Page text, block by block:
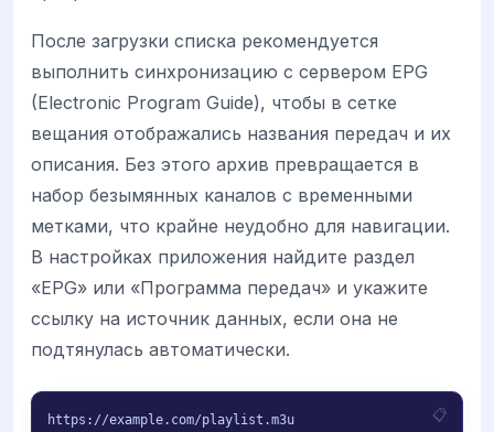
После загрузки списка рекомендуется
выполнить синхронизацию с сервером EPG
(Electronic Program Guide), чтобы в сетке
вещания отображались названия передач и их
описания. Без этого архив превращается в
набор безымянных каналов с временными
метками, что крайне неудобно для навигации.
В настройках приложения найдите раздел
«EPG» или «Программа передач» и укажите
ссылку на источник данных, если она не
подтянулась автоматически.